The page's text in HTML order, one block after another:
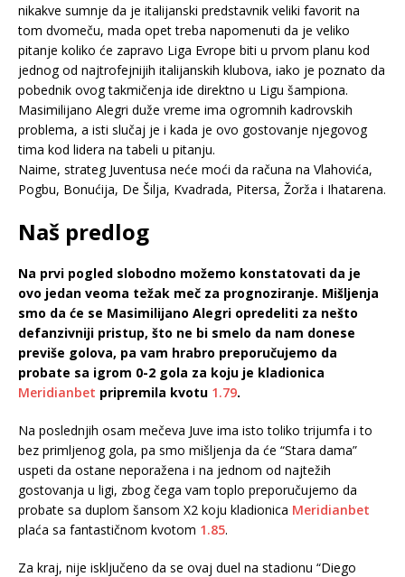
nikakve sumnje da je italijanski predstavnik veliki favorit na
tom dvomeču, mada opet treba napomenuti da je veliko
pitanje koliko će zapravo Liga Evrope biti u prvom planu kod
jednog od najtrofejnijih italijanskih klubova, iako je poznato da
pobednik ovog takmičenja ide direktno u Ligu šampiona.
Masimilijano Alegri duže vreme ima ogromnih kadrovskih
problema, a isti slučaj je i kada je ovo gostovanje njegovog
tima kod lidera na tabeli u pitanju.
Naime, strateg Juventusa neće moći da računa na Vlahovića,
Pogbu, Bonućija, De Šilja, Kvadrada, Pitersa, Žorža i Ihatarena.
Naš predlog
Na prvi pogled slobodno možemo konstatovati da je
ovo jedan veoma težak meč za prognoziranje. Mišljenja
smo da će se Masimilijano Alegri opredeliti za nešto
defanzivniji pristup, što ne bi smelo da nam donese
previše golova, pa vam hrabro preporučujemo da
probate sa igrom 0-2 gola za koju je kladionica
Meridianbet pripremila kvotu 1.79.
Na poslednjih osam mečeva Juve ima isto toliko trijumfa i to
bez primljenog gola, pa smo mišljenja da će “Stara dama”
uspeti da ostane neporažena i na jednom od najtežih
gostovanja u ligi, zbog čega vam toplo preporučujemo da
probate sa duplom šansom X2 koju kladionica Meridianbet
plaća sa fantastičnom kvotom 1.85.
Za kraj, nije isključeno da se ovaj duel na stadionu “Diego